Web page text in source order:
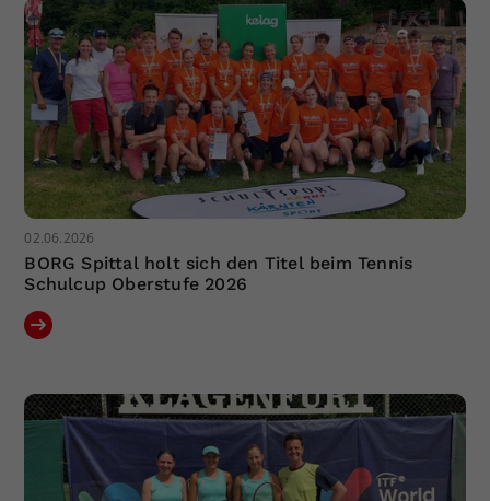
02.06.2026
BORG Spittal holt sich den Titel beim Tennis
Schulcup Oberstufe 2026